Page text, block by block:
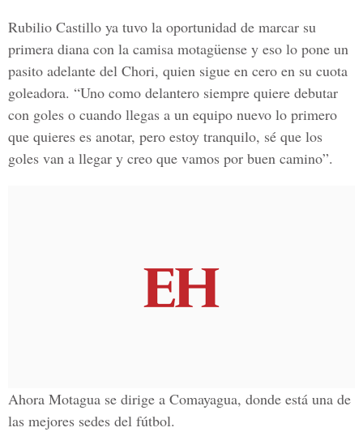
Rubilio Castillo ya tuvo la oportunidad de marcar su
primera diana con la camisa motagüense y eso lo pone un
pasito adelante del Chori, quien sigue en cero en su cuota
goleadora. “Uno como delantero siempre quiere debutar
con goles o cuando llegas a un equipo nuevo lo primero
que quieres es anotar, pero estoy tranquilo, sé que los
goles van a llegar y creo que vamos por buen camino”.
Ahora Motagua se dirige a Comayagua, donde está una de
las mejores sedes del fútbol.